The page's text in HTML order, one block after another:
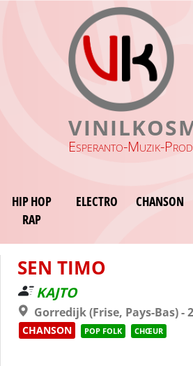
Esperanto-Muzik-Prod
HIP HOP
RAP
ELECTRO CHANSON
SEN TIMO
KAJTO
Gorredijk (Frise, Pays-Bas) -
CHANSON POP FOLK CHŒUR